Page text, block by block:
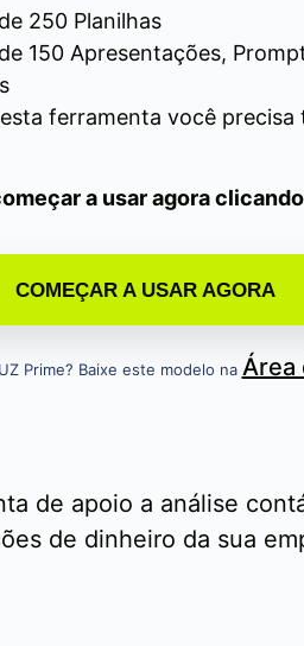
250 Planilhas
150 Apresentações,
ferramenta você precisa
a usar agora
COMEÇAR A USAR AGORA
Prime? Baixe este modelo na Área
de apoio a análise
de dinheiro da sua